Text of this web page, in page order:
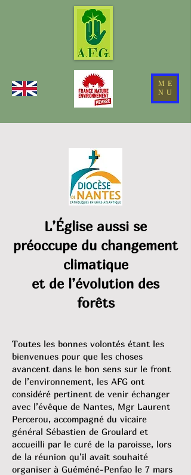
ME
NU
L’Église aussi se
préoccupe du changement
climatique
et de l’évolution des
forêts
Toutes les bonnes volontés étant les
bienvenues pour que les choses
avancent dans le bon sens sur le front
de l’environnement, les AFG ont
considéré pertinent de venir échanger
avec l’évêque de Nantes, Mgr Laurent
Percerou, accompagné du vicaire
général Sébastien de Groulard et
accueilli par le curé de la paroisse, lors
de la réunion qu’il avait souhaité
organiser à Guéméné-Penfao le 7 mars